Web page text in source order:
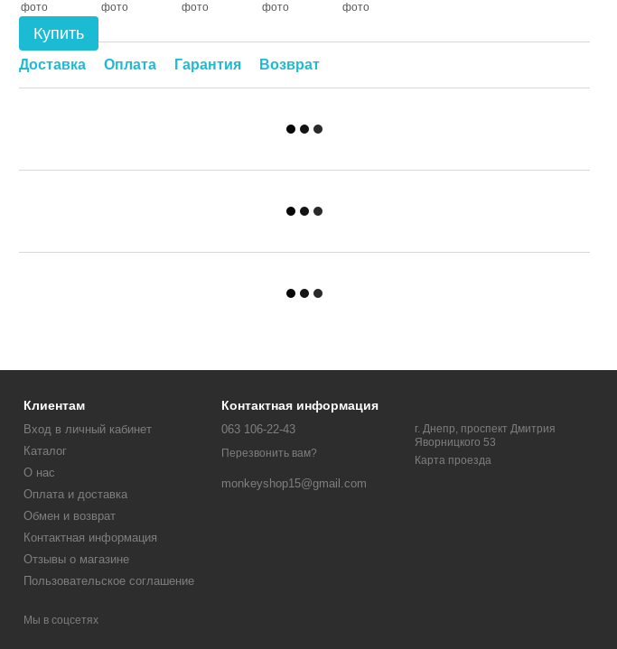
Купить
Доставка Оплата Гарантия Возврат
Клиентам
Вход в личный кабинет
Каталог
О нас
Оплата и доставка
Обмен и возврат
Контактная информация
Отзывы о магазине
Пользовательское соглашение
Мы в соцсетях
Контактная информация
063 106-22-43
Перезвонить вам?
monkeyshop15@gmail.com
г. Днепр, проспект Дмитрия
Яворницкого 53
Карта проезда